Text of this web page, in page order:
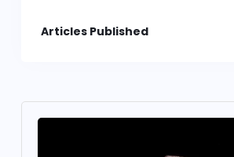
Articles Published